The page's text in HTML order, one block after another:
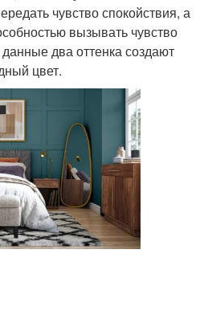
чувство спокойствия, а
вызывать чувство
два оттенка создают
цвет.